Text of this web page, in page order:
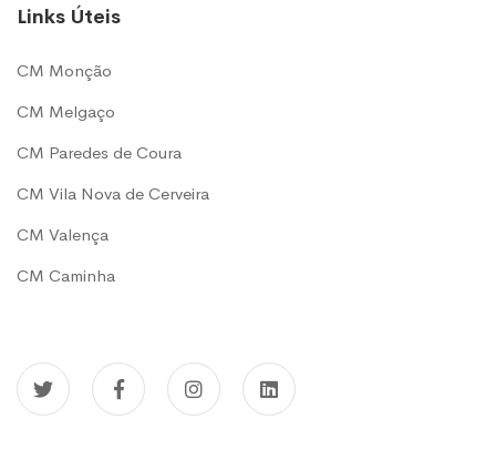
Links Úteis
CM Monção
CM Melgaço
CM Paredes de Coura
CM Vila Nova de Cerveira
CM Valença
CM Caminha